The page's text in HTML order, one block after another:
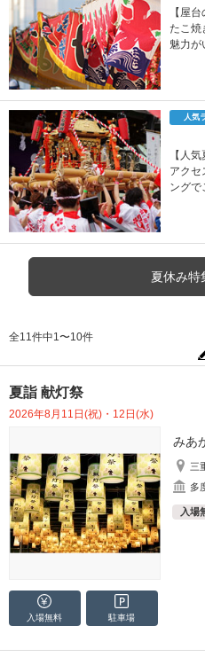
【屋
たこ焼
魅力が
人気
【人
アクセ
ングで
夏休み特
全11件中1〜10件
夏詣 献灯祭
2026年8月11日(祝)・12日(水)
みあ
三
多
入場
入場無料 駐車場